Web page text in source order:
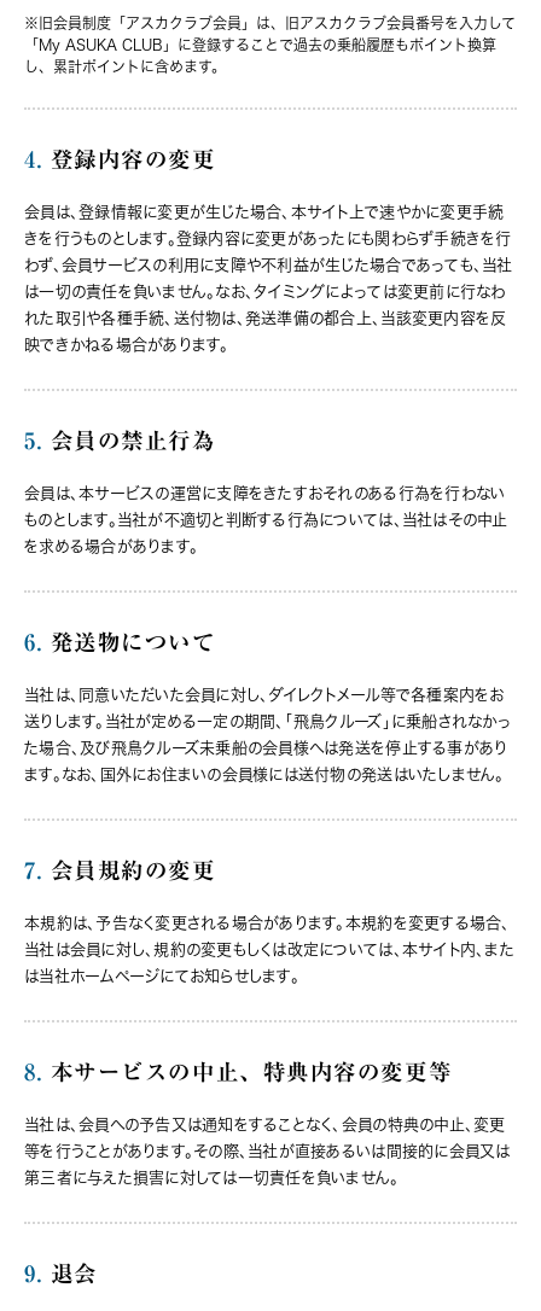
※旧会員制度「アスカクラブ会員」は、旧アスカクラブ会員番号を入力して
「My ASUKA CLUB」に登録することで過去の乗船履歴もポイント換算
し、累計ポイントに含めます。
4. 登録内容の変更
会員は、登録情報に変更が生じた場合、本サイト上で速やかに変更手続
きを行うものとします。登録内容に変更があったにも関わらず手続きを行
わず、会員サービスの利用に支障や不利益が生じた場合であっても、当社
は一切の責任を負いません。なお、タイミングによっては変更前に行なわ
れた取引や各種手続、送付物は、発送準備の都合上、当該変更内容を反
映できかねる場合があります。
5. 会員の禁止行為
会員は、本サービスの運営に支障をきたすおそれのある行為を行わない
ものとします。当社が不適切と判断する行為については、当社はその中止
を求める場合があります。
6. 発送物について
当社は、同意いただいた会員に対し、ダイレクトメール等で各種案内をお
送りします。当社が定める一定の期間、「飛鳥クルーズ」に乗船されなかっ
た場合、及び飛鳥クルーズ未乗船の会員様へは発送を停止する事があり
ます。なお、国外にお住まいの会員様には送付物の発送はいたしません。
7. 会員規約の変更
本規約は、予告なく変更される場合があります。本規約を変更する場合、
当社は会員に対し、規約の変更もしくは改定については、本サイト内、また
は当社ホームページにてお知らせします。
8. 本サービスの中止、特典内容の変更等
当社は、会員への予告又は通知をすることなく、会員の特典の中止、変更
等を行うことがあります。その際、当社が直接あるいは間接的に会員又は
第三者に与えた損害に対しては一切責任を負いません。
9. 退会